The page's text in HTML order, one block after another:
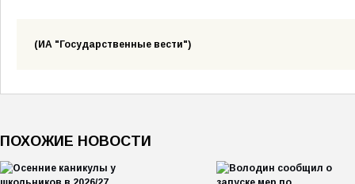
(ИА "Государственные вести")
ПОХОЖИЕ НОВОСТИ